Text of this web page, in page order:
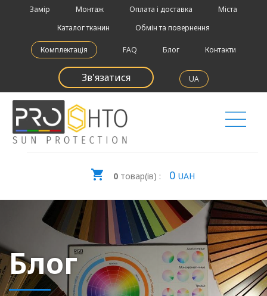
Замір Монтаж Оплата і доставка
Міста
Каталог тканин
Обмін та повернення
Комплектація FAQ Блог Контакти
Зв'язатися UA
0товар(ів) : 0 UAH
Блог